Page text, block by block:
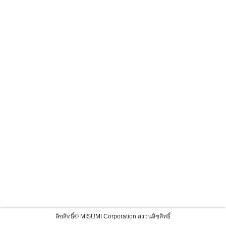
ลิขสิทธิ์© MISUMI Corporation สงวนลิขสิทธิ์